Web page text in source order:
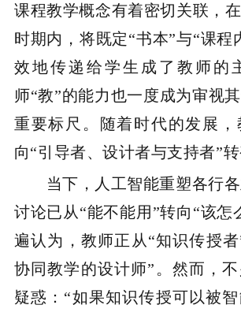
课程教学概念有着密切关联，
时期内，将既定“书本”与“课程
效地传递给学生成了教师的
师“教”的能力也一度成为审视
重要标尺。随着时代的发展，
向“引导者、设计者与支持者”转
当下，人工智能重塑各行
讨论已从“能不能用”转向“该怎
遍认为，教师正从“知识传授
协同教学的设计师”。然而，
疑惑：“如果知识传授可以被智